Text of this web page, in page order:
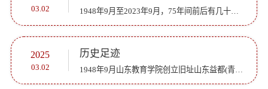
03.02 1948年9月至2023年9月，75年间前后有几十位同志担任校级领导职务，在事业发展的各个阶段，他们殚精竭虑、鞠躬尽瘁，领导带领全校师生在困境中艰苦创业，在发展中谋求超越，风雨兼程75载，脚印凿凿，心路切切。在...
2025
03.02
历史足迹
1948年9月山东教育学院创立旧址山东益都(青州)南门外一教堂1955-1956学年度第二学期校历表 1978年学校复办请示和批复文件1988年南院实验楼二期工程和五号教工宿舍建设中1991年南院操场清理修建中1993年前南院车库...